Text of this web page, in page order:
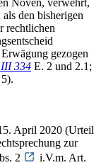
den bisherigen
rechtlichen
gezogen
III 334 E. 2 und 2.1;
April 2020 (Urteil
zur
2
i.V.m. Art.